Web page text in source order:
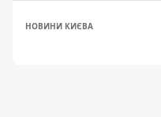
НОВИНИ КИЄВА